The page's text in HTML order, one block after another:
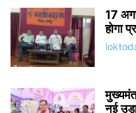
17
होगा
नई